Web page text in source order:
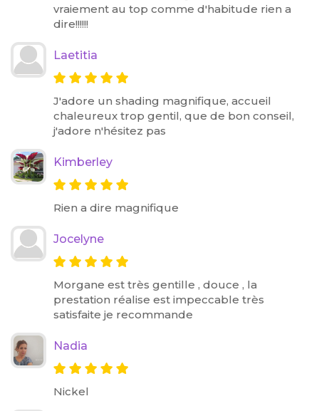
vraiement au top comme d'habitude rien a
dire!!!!!!
Laetitia
J'adore un shading magnifique, accueil
chaleureux trop gentil, que de bon conseil,
j'adore n'hésitez pas
Kimberley
Rien a dire magnifique
Jocelyne
Morgane est très gentille , douce , la
prestation réalise est impeccable très
satisfaite je recommande
Nadia
Nickel